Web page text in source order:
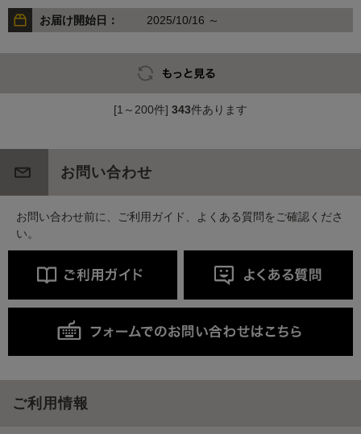
お届け開始日： 2025/10/16 ～
[1～200件] 343件あります
お問い合わせ
お問い合わせ前に、ご利用ガイド、よくある質問をご確認くださ
い。
ご利用情報